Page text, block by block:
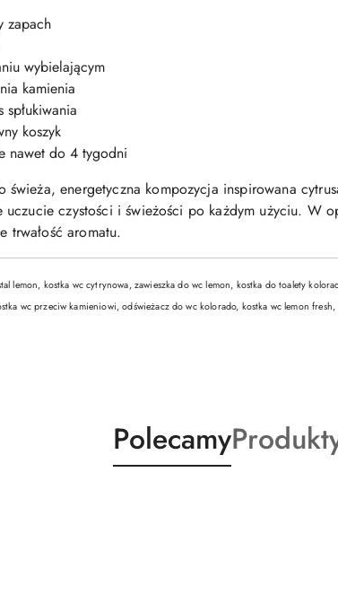
zapach
wybielającym
kamienia
koszyk
nawet do 4 tygodni
świeża, energetyczna kompozycja inspirowana
czystości i świeżości po każdym użyciu. W
trwałość aromatu.
lemon, kostka wc cytrynowa, zawieszka do wc lemon, kostka do toalety
wc przeciw kamieniowi, odświeżacz do wc kolorado, kostka wc lemon
Produkty
o
Polecamy
o